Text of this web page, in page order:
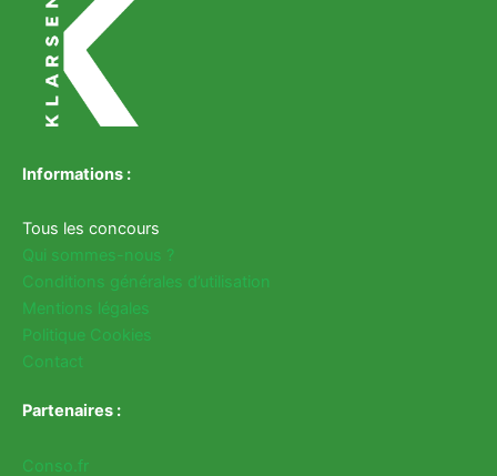
Informations :
Tous les concours
Qui sommes-nous ?
Conditions générales d’utilisation
Mentions légales
Politique Cookies
Contact
Partenaires :
Conso.fr